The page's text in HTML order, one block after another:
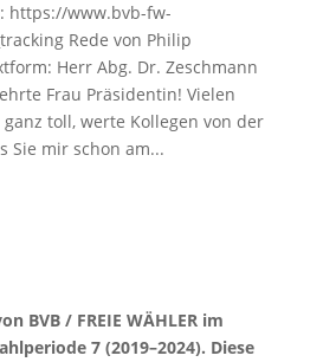
https://www.bvb-fw-
Rede von Philip
Herr Abg. Dr. Zeschmann
Frau Präsidentin! Vielen
toll, werte Kollegen von der
Sie mir schon am...
BVB / FREIE WÄHLER im
7 (2019–2024). Diese